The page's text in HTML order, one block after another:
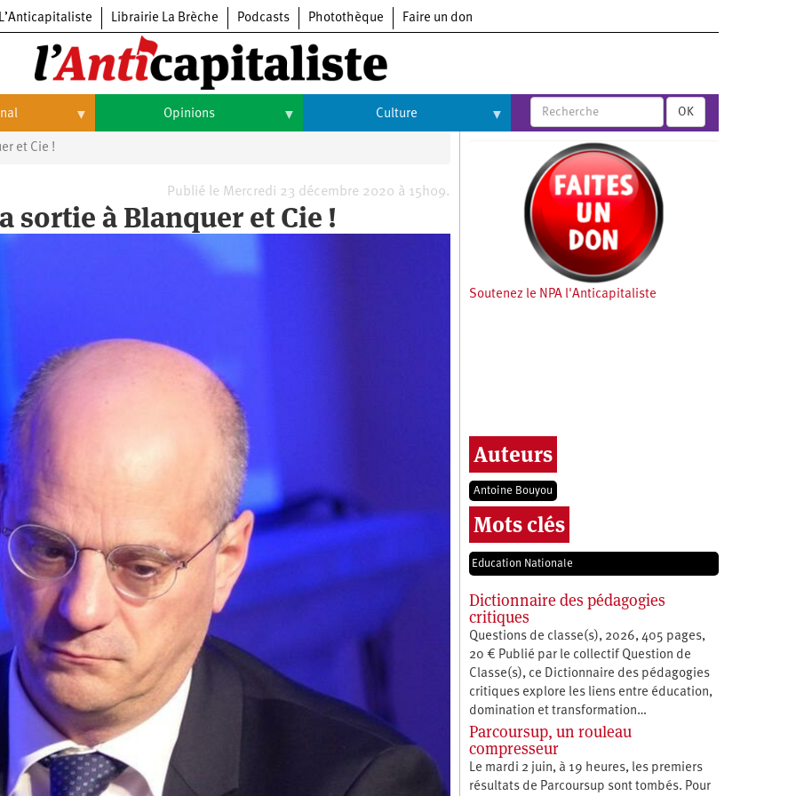
L’Anticapitaliste Librairie La Brèche Podcasts Photothèque Faire un don
Opinions Culture
Arts
Cinéma
OK
et Cie !
Publié le Mercredi 23 décembre 2020 à 15h09.
sortie à Blanquer et Cie !
Soutenez le NPA l'Anticapitaliste
Auteurs
Antoine Bouyou
Mots clés
Education Nationale
Dictionnaire des pédagogies
critiques
Questions de classe(s), 2026, 405 pages,
20 € Publié par le collectif Question de
Classe(s), ce Dictionnaire des pédagogies
critiques explore les liens entre éducation,
­domination et transformation…
Parcoursup, un rouleau
compresseur
Le mardi 2 juin, à 19 heures, les premiers
résultats de Parcoursup sont tombés. Pour